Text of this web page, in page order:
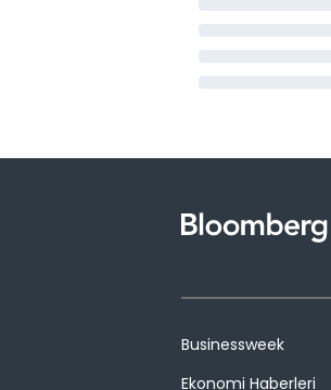
Businessweek
Ekonomi Haberleri